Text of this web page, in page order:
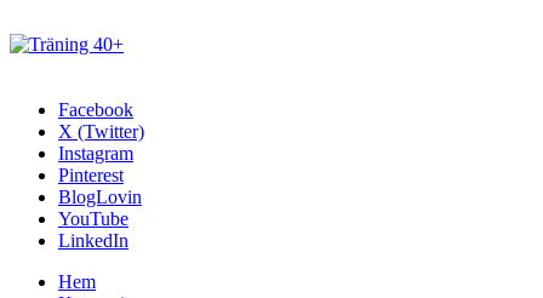
Facebook
X (Twitter)
Instagram
Pinterest
BlogLovin
YouTube
LinkedIn
Hem